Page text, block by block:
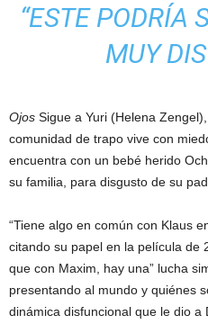
“ESTE PODRÍA
MUY
Ojos Sigue a Yuri (Helena
comunidad de trapo vive con
encuentra con un bebé herido
su familia, para disgusto de su
“Tiene algo en común con Klaus
citando su papel en la película de
que con Maxim, hay una” lucha
presentando al mundo y quiénes
dinámica disfuncional que le dio a